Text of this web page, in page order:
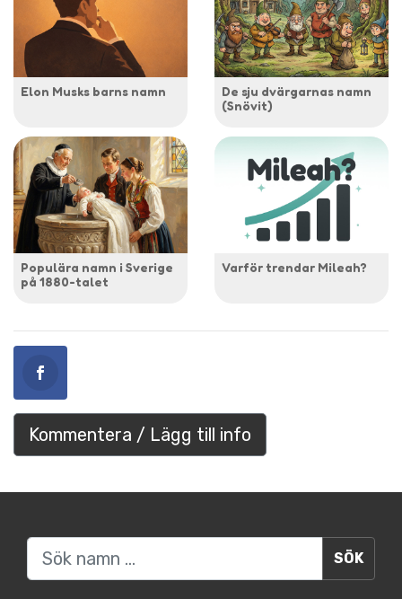
Elon Musks barns namn
De sju dvärgarnas namn
(Snövit)
Populära namn i Sverige
på 1880-talet
Varför trendar Mileah?
Kommentera / Lägg till info
Sök